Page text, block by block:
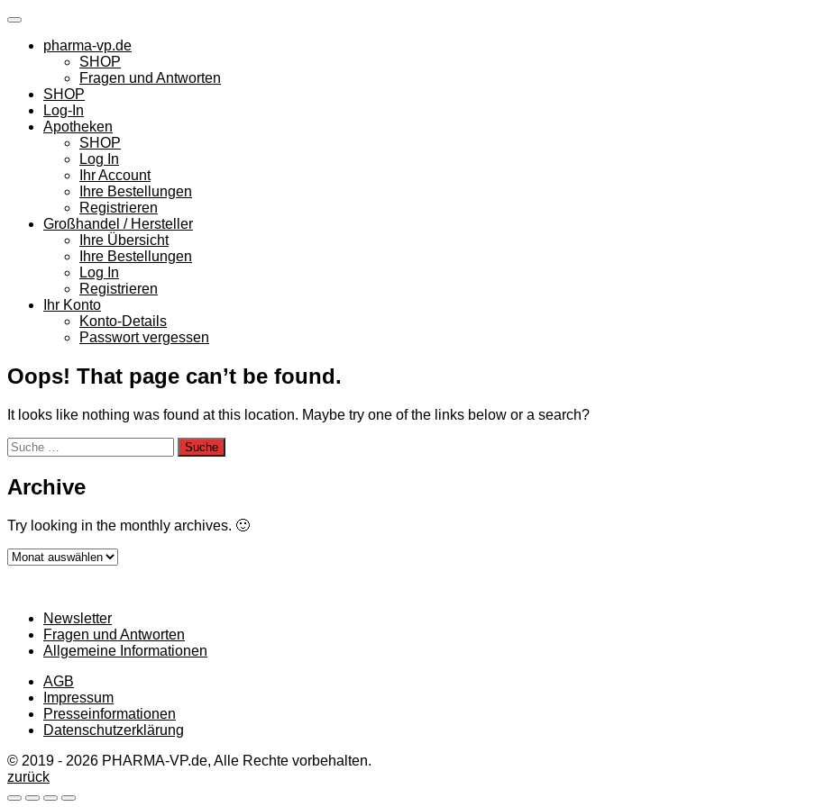
Skip
contentpharma-vp.de
SHOP
Fragen und Antworten
SHOP
Log-In
Apotheken
SHOP
Log In
Ihr Account
Ihre Bestellungen
Registrieren
Großhandel / Hersteller
Ihre Übersicht
Ihre Bestellungen
Log In
Registrieren
Ihr Konto
Konto-Details
Passwort vergessen
Oops! That page can’t be found.
It looks like nothing was found at this location. Maybe try one of the links below or a search?
Suche
nach:
Archive
Try looking in the monthly archives. 🙂
Archive
Newsletter
Fragen und Antworten
Allgemeine Informationen
AGB
Impressum
Presseinformationen
Datenschutzerklärung
© 2019 - 2026 PHARMA-VP.de, Alle Rechte vorbehalten.
zurück